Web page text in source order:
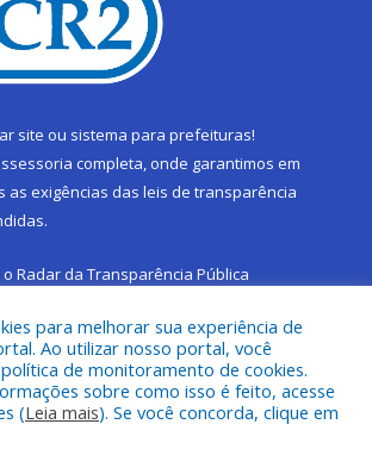
site ou sistema para prefeituras!
completa, onde garantimos em
as exigências das leis de transparência
o Radar da Transparência Pública
reservados a Prefeitura Municipal de São
Sebastião da Boa Vista.
para melhorar sua experiência de
Ao utilizar nosso portal, você
de monitoramento de cookies.
sobre como isso é feito, acesse
(Leia mais). Se você concorda, clique em